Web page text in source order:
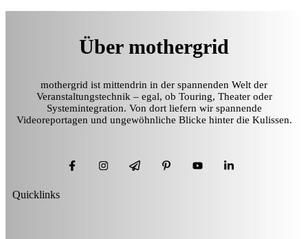
Über mothergrid
mothergrid ist mittendrin in der spannenden Welt der
Veranstaltungstechnik – egal, ob Touring, Theater oder
Systemintegration. Von dort liefern wir spannende
Videoreportagen und ungewöhnliche Blicke hinter die Kulissen.
Quicklinks